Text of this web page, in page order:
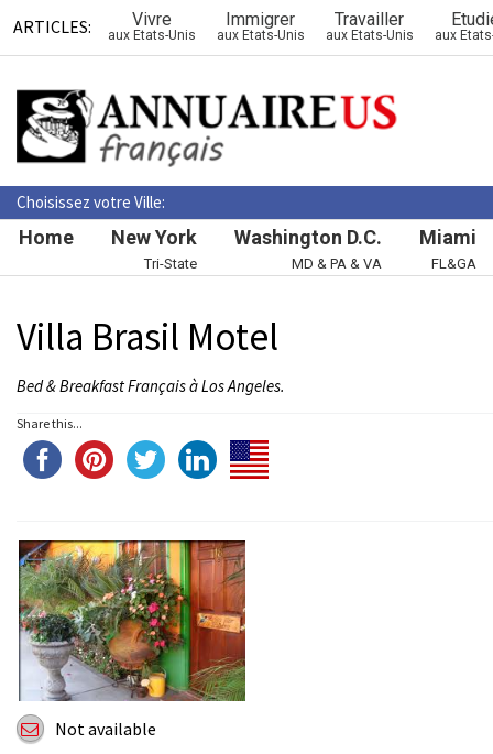
ARTICLES: Vivre
aux Etats-Unis
Immigrer
aux Etats-Unis
Travailler
aux Etats-Unis aux
Choisissez votre Ville:
Home New York
Tri-State
Washington D.C.
MD & PA & VA
Miami
FL&GA
Villa Brasil Motel
Bed & Breakfast Français à Los Angeles.
Share this...
Not available